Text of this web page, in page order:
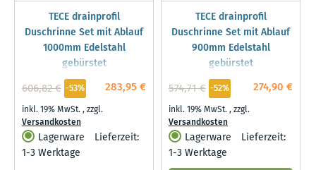
TECE drainprofil
Duschrinne Set mit Ablauf
1000mm Edelstahl
gebürstet
283,95 €
606,82 € -53%
inkl. 19% MwSt.,zzgl.
Versandkosten
Lagerware
Lieferzeit:
1-3 Werktage
TECE drainprofil
Duschrinne Set mit Ablauf
900mm Edelstahl
gebürstet
274,90 €
574,71 € -52%
inkl. 19% MwSt.,zzgl.
Versandkosten
Lagerware
Lieferzeit:
1-3 Werktage